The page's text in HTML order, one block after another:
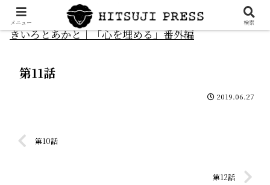
きいろとあかと｜「心を埋める」番外編
第11話
2019.06.27
第10話
第12話
メニュー 検索